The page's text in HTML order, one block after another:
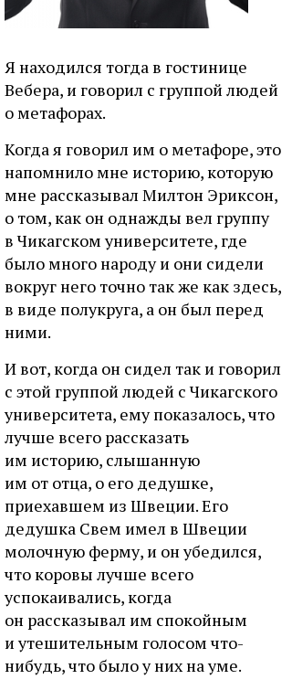
Я находился тогда в гостинице
Вебера, и говорил с группой людей
о метафорах.
Когда я говорил им о метафоре, это
напомнило мне историю, которую
мне рассказывал Милтон Эриксон,
о том, как он однажды вел группу
в Чикагском университете, где
было много народу и они сидели
вокруг него точно так же как здесь,
в виде полукруга, а он был перед
ними.
И вот, когда он сидел так и говорил
с этой группой людей с Чикагского
университета, ему показалось, что
лучше всего рассказать
им историю, слышанную
им от отца, о его дедушке,
приехавшем из Швеции. Его
дедушка Свем имел в Швеции
молочную ферму, и он убедился,
что коровы лучше всего
успокаивались, когда
он рассказывал им спокойным
и утешительным голосом что-
нибудь, что было у них на уме.